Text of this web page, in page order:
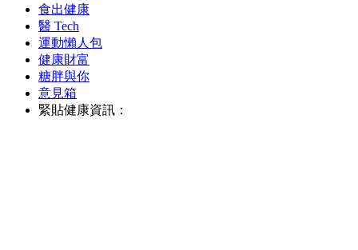
食出健康
醫 Tech
運動懶人包
健康財富
糖胖與你
意見箱
緊貼健康資訊：